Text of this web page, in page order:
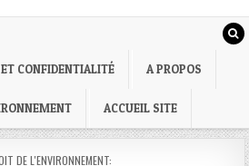
CONFIDENTIALITÉ A PROPOS
ACCUEIL SITE
DE L'ENVIRONNEMENT: